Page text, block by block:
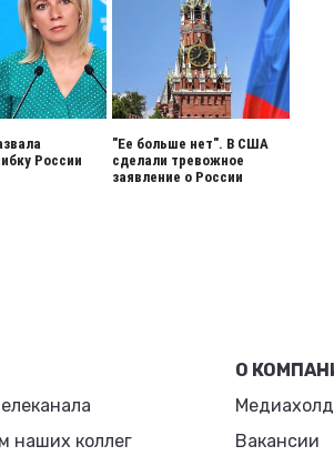
России
"Ее больше нет". В США
сделали тревожное
заявление о России
наших коллег
О
Вакансии